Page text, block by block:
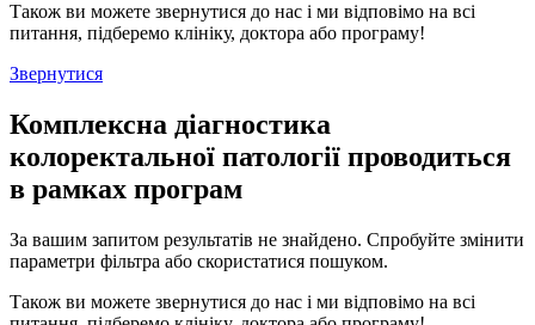
Також ви можете звернутися до нас і ми відповімо на всі
питання, підберемо клініку, доктора або програму!
Звернутися
Комплексна діагностика
колоректальної патології проводиться
в рамках програм
За вашим запитом результатів не знайдено. Спробуйте змінити
параметри фільтра або скористатися пошуком.
Також ви можете звернутися до нас і ми відповімо на всі